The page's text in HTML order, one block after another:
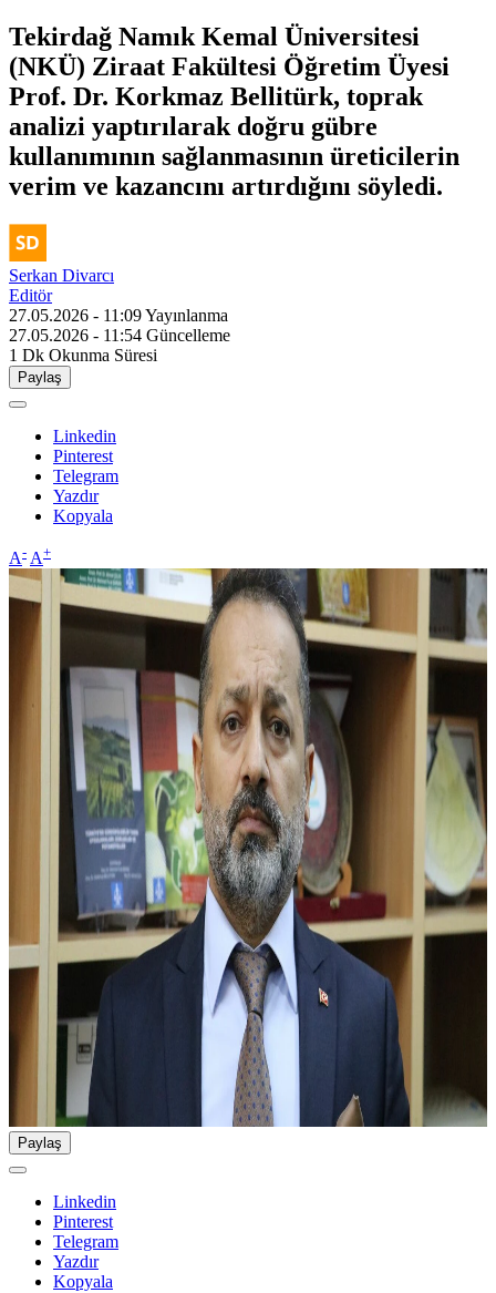
Tekirdağ Namık Kemal Üniversitesi
(NKÜ) Ziraat Fakültesi Öğretim Üyesi
Prof. Dr. Korkmaz Bellitürk, toprak
analizi yaptırılarak doğru gübre
kullanımının sağlanmasının üreticilerin
verim ve kazancını artırdığını söyledi.
Serkan Divarcı
Editör
27.05.2026 - 11:09Yayınlanma
27.05.2026 - 11:54 Güncelleme
1 Dk Okunma Süresi
Paylaş
Linkedin
Pinterest
Telegram
Yazdır
Kopyala
A- A+
Paylaş
Linkedin
Pinterest
Telegram
Yazdır
Kopyala